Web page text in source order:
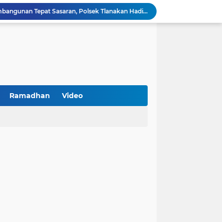
Kawal Perencanaan Pembangunan Tepat Sasaran, Polsek Tlanakan Hadiri Musrenbangdes Desa Bandaran
BPS Sampang: UMKM dan Usaha Besar Wajib Terdata di Sensus Ekonomi 2026, Kunci Kebijakan Tepat Sasaran
Baru Industri Jasa Keuangan
Ramadhan Video